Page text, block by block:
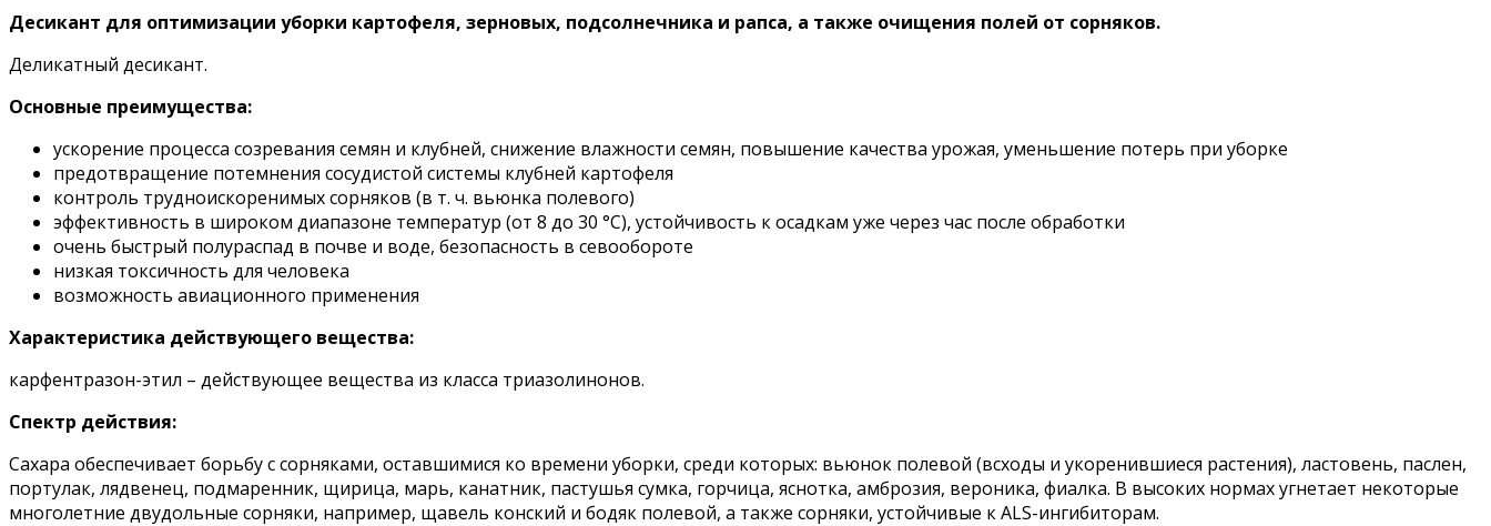
Десикант для оптимизации уборки картофеля, зерновых, подсолнечника и рапса, а также очищения полей от сорняков.
Деликатный десикант.
Основные преимущества:
ускорение процесса созревания семян и клубней, снижение влажности семян, повышение качества урожая, уменьшение потерь при уборке
предотвращение потемнения сосудистой системы клубней картофеля
контроль трудноискоренимых сорняков (в т. ч. вьюнка полевого)
эффективность в широком диапазоне температур (от 8 до 30 °С), устойчивость к осадкам уже через час после обработки
очень быстрый полураспад в почве и воде, безопасность в севообороте
низкая токсичность для человека
возможность авиационного применения
Характеристика действующего вещества:
карфентразон-этил – действующее вещества из класса триазолинонов.
Спектр действия:
Сахара обеспечивает борьбу с сорняками, оставшимися ко времени уборки, среди которых: вьюнок полевой (всходы и укоренившиеся растения), ластовень, паслен,
портулак, лядвенец, подмаренник, щирица, марь, канатник, пастушья сумка, горчица, яснотка, амброзия, вероника, фиалка. В высоких нормах угнетает некоторые
многолетние двудольные сорняки, например, щавель конский и бодяк полевой, а также сорняки, устойчивые к ALS-ингибиторам.